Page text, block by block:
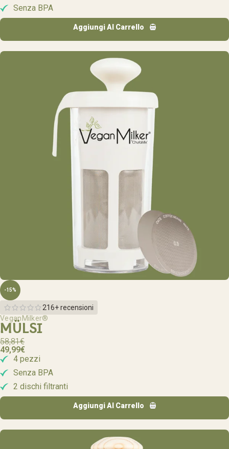
Senza BPA
Aggiungi Al Carrello
-15%
216+ recensioni
VeganMilker®
MÜLSI
58,81€
49,99€
4 pezzi
Senza BPA
2 dischi filtranti
Aggiungi Al Carrello